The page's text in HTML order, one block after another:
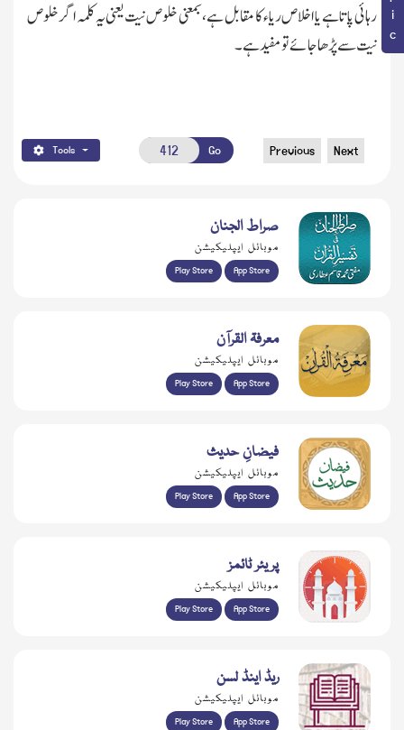
رہائی پاتاہے یا اخلاص ریاء کا مقابل ہے،بمعنی خلوص نیت یعنی یہ کلمہ اگر خلوص
نیت سے پڑھا جائے تو مفید ہے۔
Tools Go Previous Next
صراط الجنان
موبائل ایپلیکیشن
Play Store App Store
معرفۃ القرآن
موبائل ایپلیکیشن
Play Store App Store
فیضانِ حدیث
موبائل ایپلیکیشن
Play Store App Store
پریئر ٹائمز
موبائل ایپلیکیشن
Play Store App Store
ریڈ اینڈ لسن
موبائل ایپلیکیشن
Play Store App Store